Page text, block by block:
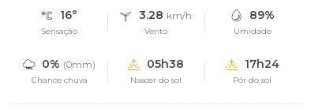
16°
Sensação
3.28 km/h
Vento
89%
Umidade
0% (0mm)
Chance chuva
05h38
Nascer do sol
17h24
Pôr do sol